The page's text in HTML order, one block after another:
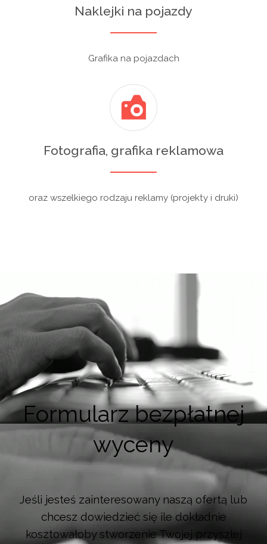
Naklejki na pojazdy
Grafika na pojazdach
Fotografia, grafika reklamowa
oraz wszelkiego rodzaju reklamy (projekty i druki)
Formularz bezpłatnej
wyceny
Jeśli jesteś zainteresowany naszą ofertą lub
chcesz dowiedzieć się ile dokładnie
kosztowałoby stworzenie Twojej przyszłej